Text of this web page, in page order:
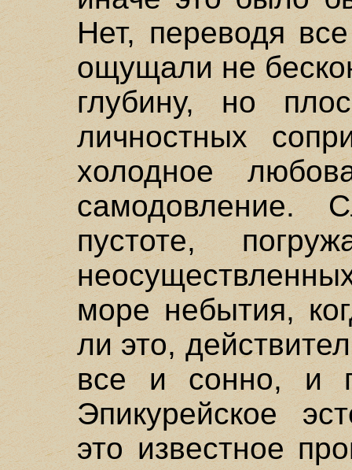
Нет, переводя
ощущали не
глубину, но
личностных
холодное
самодовление.
пустоте,
море небытия,
ли это,
все и сонно, и
Эпикурейское
это известное